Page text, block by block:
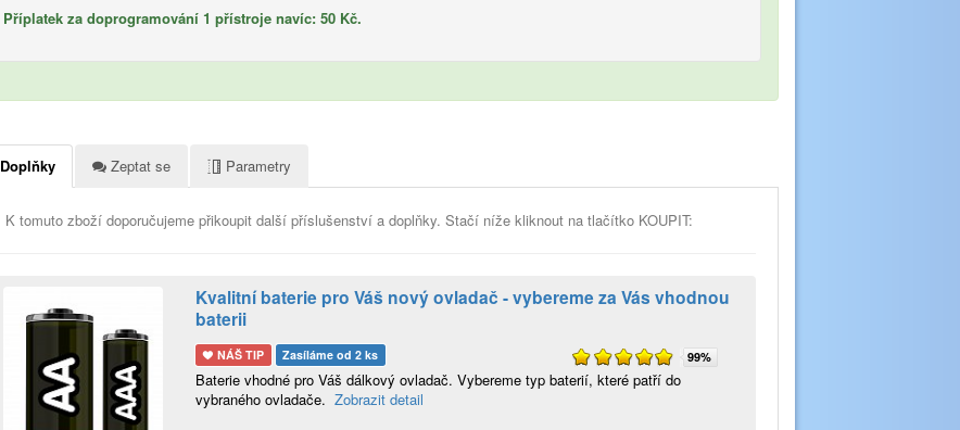
Příplatek za doprogramování 1 přístroje navíc: 50 Kč.
Doplňky Zeptat se Parametry
K tomuto zboží doporučujeme přikoupit další příslušenství a doplňky. Stačí níže kliknout na tlačítko KOUPIT:
Kvalitní baterie pro Váš nový ovladač - vybereme za Vás vhodnou
baterii
NÁŠ TIP Zasíláme od 2 ks 99%
Baterie vhodné pro Váš dálkový ovladač. Vybereme typ baterií, které patří do
vybraného ovladače. Zobrazit detail